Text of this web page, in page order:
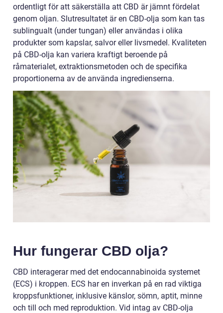
ordentligt för att säkerställa att CBD är jämnt fördelat
genom oljan. Slutresultatet är en CBD-olja som kan tas
sublingualt (under tungan) eller användas i olika
produkter som kapslar, salvor eller livsmedel. Kvaliteten
på CBD-olja kan variera kraftigt beroende på
råmaterialet, extraktionsmetoden och de specifika
proportionerna av de använda ingredienserna.
Hur fungerar CBD olja?
CBD interagerar med det endocannabinoida systemet
(ECS) i kroppen. ECS har en inverkan på en rad viktiga
kroppsfunktioner, inklusive känslor, sömn, aptit, minne
och till och med reproduktion. Vid intag av CBD-olja